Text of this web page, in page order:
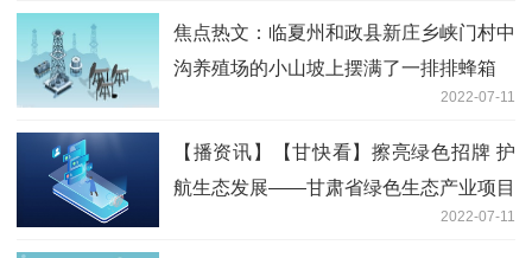
焦点热文：临夏州和政县新庄乡峡门村中
沟养殖场的小山坡上摆满了一排排蜂箱
2022-07-11
【播资讯】【甘快看】擦亮绿色招牌 护
航生态发展——甘肃省绿色生态产业项目
2022-07-11